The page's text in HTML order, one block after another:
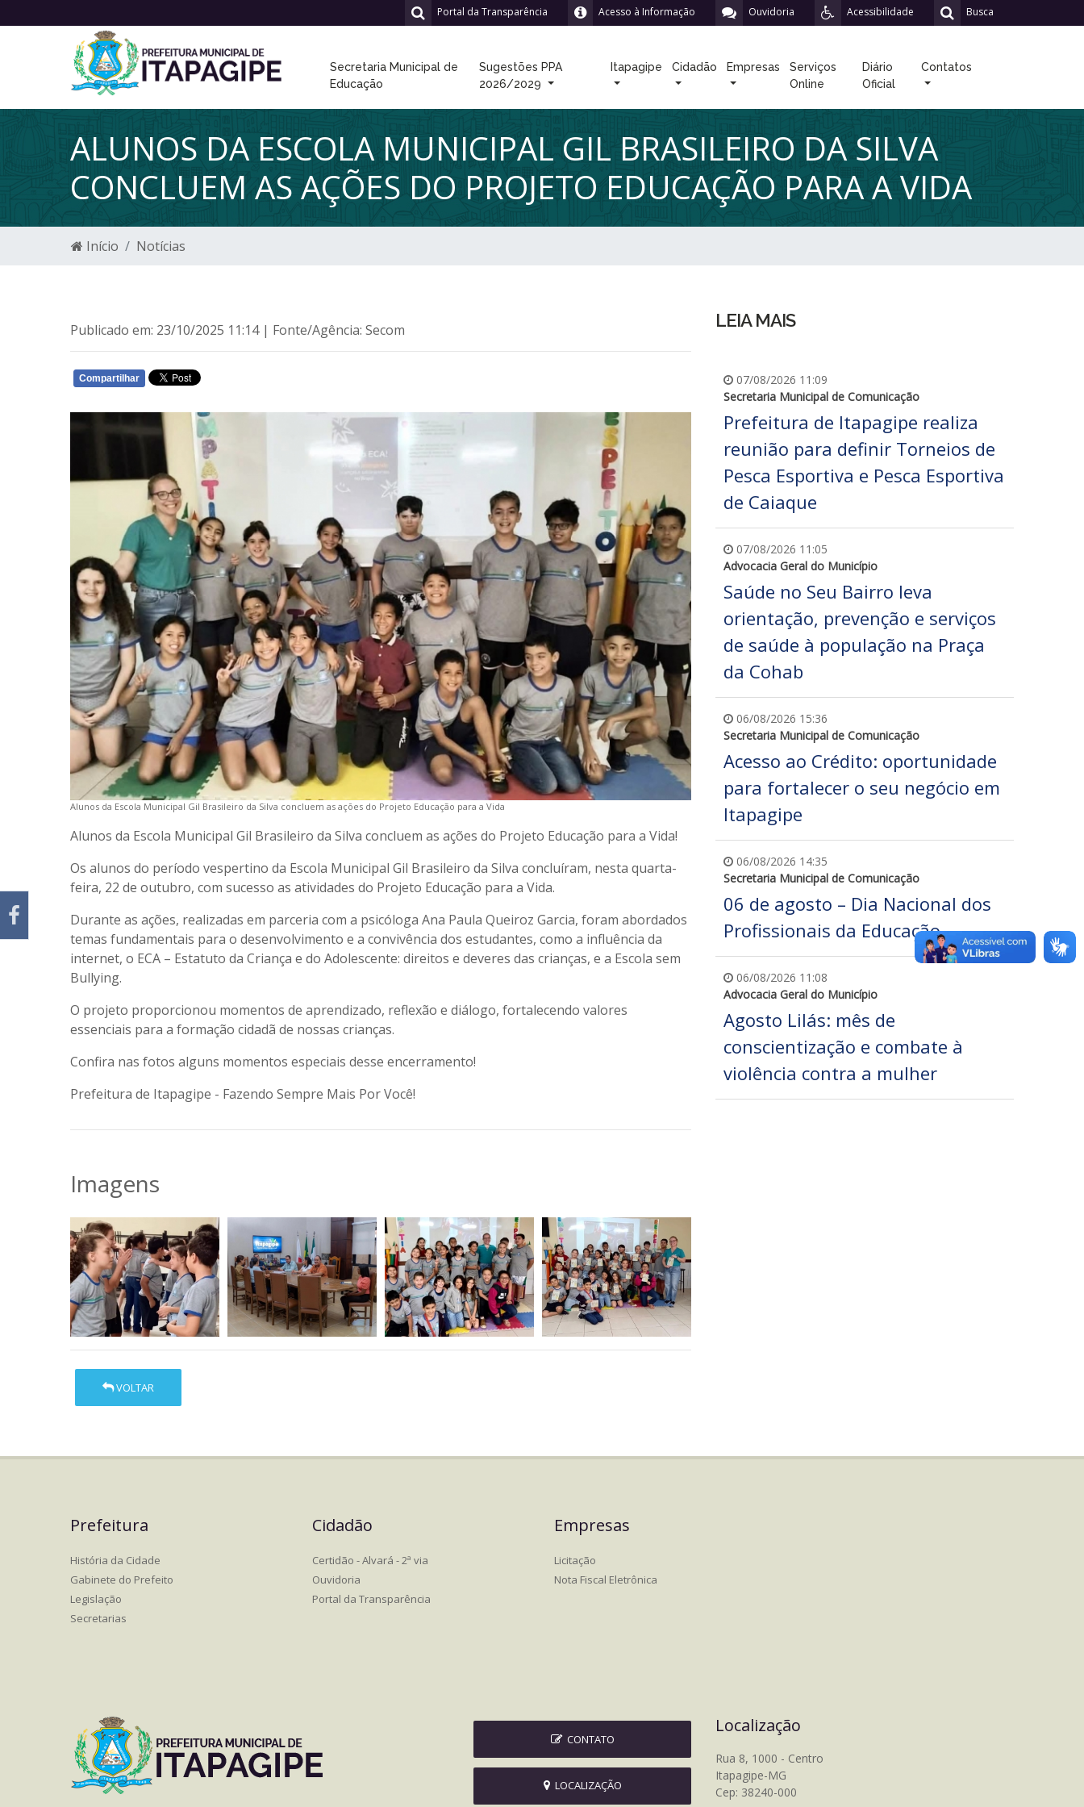
Busca
Acessibilidade
Ouvidoria
Acesso à Informação
Portal da Transparência
Secretaria Municipal de
Educação
Sugestões PPA
2026/2029
Itapagipe Cidadão Empresas
Serviços
Online
Diário
Oficial
Contatos
ALUNOS DA ESCOLA MUNICIPAL GIL BRASILEIRO DA SILVA
CONCLUEM AS AÇÕES DO PROJETO EDUCAÇÃO PARA A VIDA
Início Notícias
Publicado em: 23/10/2025 11:14 | Fonte/Agência: Secom
Compartilhar
Alunos da Escola Municipal Gil Brasileiro da Silva concluem as ações do Projeto Educação para a Vida
Alunos da Escola Municipal Gil Brasileiro da Silva concluem as ações do Projeto Educação para a Vida!
Os alunos do período vespertino da Escola Municipal Gil Brasileiro da Silva concluíram, nesta quarta-
feira, 22 de outubro, com sucesso as atividades do Projeto Educação para a Vida.
Durante as ações, realizadas em parceria com a psicóloga Ana Paula Queiroz Garcia, foram abordados
temas fundamentais para o desenvolvimento e a convivência dos estudantes, como a influência da
internet, o ECA – Estatuto da Criança e do Adolescente: direitos e deveres das crianças, e a Escola sem
Bullying.
O projeto proporcionou momentos de aprendizado, reflexão e diálogo, fortalecendo valores
essenciais para a formação cidadã de nossas crianças.
Confira nas fotos alguns momentos especiais desse encerramento!
Prefeitura de Itapagipe - Fazendo Sempre Mais Por Você!
Imagens
VOLTAR
LEIA MAIS
07/08/2026 11:09
Secretaria Municipal de Comunicação
Prefeitura de Itapagipe realiza
reunião para definir Torneios de
Pesca Esportiva e Pesca Esportiva
de Caiaque
07/08/2026 11:05
Advocacia Geral do Município
Saúde no Seu Bairro leva
orientação, prevenção e serviços
de saúde à população na Praça
da Cohab
06/08/2026 15:36
Secretaria Municipal de Comunicação
Acesso ao Crédito: oportunidade
para fortalecer o seu negócio em
Itapagipe
06/08/2026 14:35
Secretaria Municipal de Comunicação
06 de agosto – Dia Nacional dos
Profissionais da Educação
06/08/2026 11:08
Advocacia Geral do Município
Agosto Lilás: mês de
conscientização e combate à
violência contra a mulher
Prefeitura
História da Cidade
Gabinete do Prefeito
Legislação
Secretarias
Cidadão
Certidão - Alvará - 2ª via
Ouvidoria
Portal da Transparência
Empresas
Licitação
Nota Fiscal Eletrônica
CONTATO
LOCALIZAÇÃO
Localização
Rua 8, 1000 - Centro
Itapagipe-MG
Cep: 38240-000